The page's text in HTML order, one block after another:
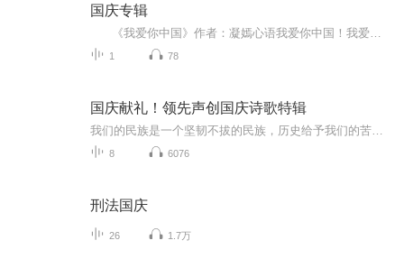
国庆专辑
1 78
国庆献礼！领先声创国庆诗歌特辑
8 6076
刑法国庆
26 1.7万